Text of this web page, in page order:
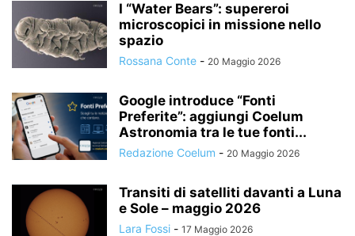
I “Water Bears”: supereroi
microscopici in missione nello
spazio
Rossana Conte - 20 Maggio 2026
Google introduce “Fonti
Preferite”: aggiungi Coelum
Astronomia tra le tue fonti...
Redazione Coelum - 20 Maggio 2026
Transiti di satelliti davanti a Luna
e Sole – maggio 2026
Lara Fossi - 17 Maggio 2026